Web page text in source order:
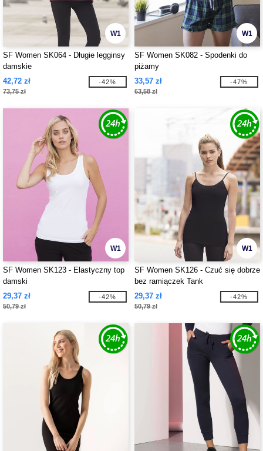
W1
SF Women SK064 - Długie legginsy
damskie
42,72 zł
73,75 zł
-42%
W1
SF Women SK082 - Spodenki do
piżamy
33,57 zł
63,58 zł
-47%
W1
SF Women SK123 - Elastyczny top
damski
29,37 zł
50,79 zł
-42%
W1
SF Women SK126 - Czuć się dobrze
bez ramiączek Tank
29,37 zł
50,79 zł
-42%